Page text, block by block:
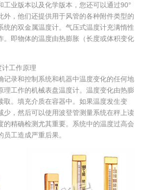
工业版本以及化学版本，您还可以通过90°
外，他们还提供用于风管的各种附件类型的
统的双金属温度计。气压式温度计充满惰性
。即物体的温度由热膨胀（长度或体积变化
工作原理
记录和控制系统和机器中温度变化的任何地
理工作的机械表盘温度计。温度变化由热膨
取。填充介质在容器中。如果温度发生变
少，然后可以使用波登管测量系统在秤上读
的精确检测尤其重要。系统中的温度过高会
工造成严重后果。